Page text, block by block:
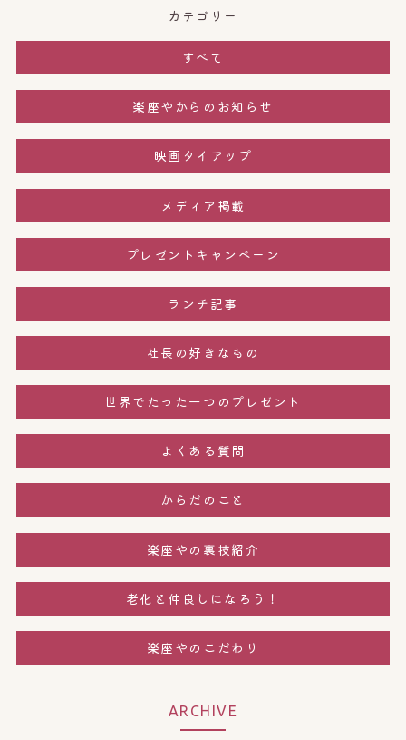
カテゴリー
すべて
楽座やからのお知らせ
映画タイアップ
メディア掲載
プレゼントキャンペーン
ランチ記事
社長の好きなもの
世界でたった一つのプレゼント
よくある質問
からだのこと
楽座やの裏技紹介
老化と仲良しになろう！
楽座やのこだわり
ARCHIVE